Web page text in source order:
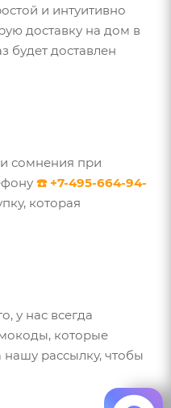
и интуитивно
доставку на дом в
доставлен
сомнения при
☎️ +7-495-664-94-
которая
у нас всегда
которые
рассылку, чтобы